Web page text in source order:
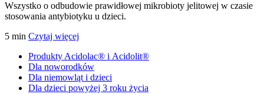
Wszystko o odbudowie prawidłowej mikrobioty jelitowej w czasie
stosowania antybiotyku u dzieci.
5 min Czytaj więcej
Produkty Acidolac® i Acidolit®
Dla noworodków
Dla niemowląt i dzieci
Dla dzieci powyżej 3 roku życia